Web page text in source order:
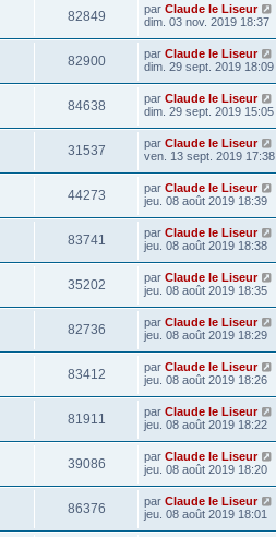
82849 par Claude le Liseur
dim. 03 nov. 2019 18:37
82900 par Claude le Liseur
dim. 29 sept. 2019 18:09
84638 par Claude le Liseur
dim. 29 sept. 2019 15:05
31537 par Claude le Liseur
ven. 13 sept. 2019 17:38
44273 par Claude le Liseur
jeu. 08 août 2019 18:39
83741 par Claude le Liseur
jeu. 08 août 2019 18:38
35202 par Claude le Liseur
jeu. 08 août 2019 18:35
82736 par Claude le Liseur
jeu. 08 août 2019 18:29
83412 par Claude le Liseur
jeu. 08 août 2019 18:26
81911 par Claude le Liseur
jeu. 08 août 2019 18:22
39086 par Claude le Liseur
jeu. 08 août 2019 18:20
86376 par Claude le Liseur
jeu. 08 août 2019 18:01